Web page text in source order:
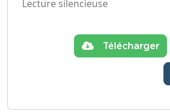
Lecture silencieuse
Télécharger